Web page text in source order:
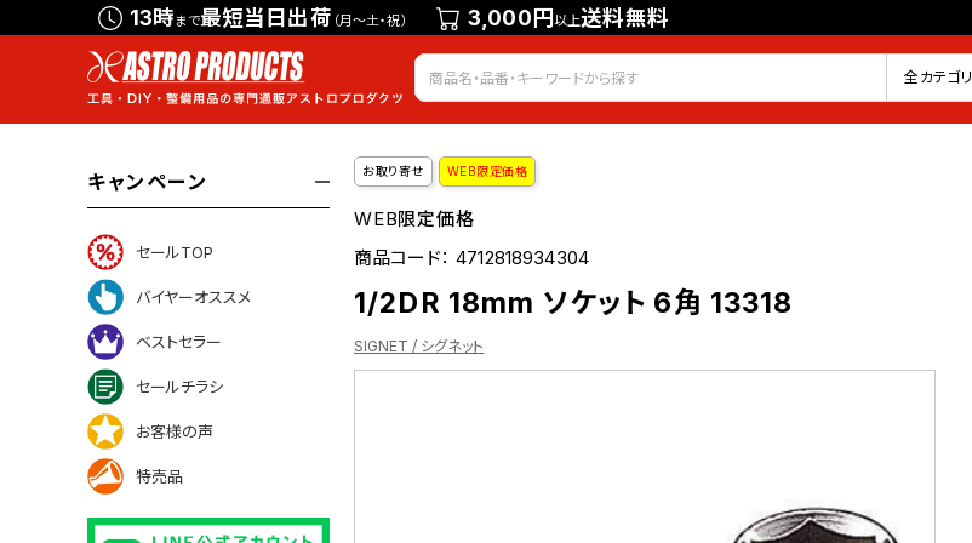
13時まで最短当日出荷 （月～土・祝） 3,000円以上送料無料
会員登録 ログイン お気に入り
全カテゴリ
キャンペーン
セールTOP
バイヤーオススメ
ベストセラー
セールチラシ
お客様の声
特売品
お取り寄せ WEB限定価格
WEB限定価格
商品コード：4712818934304
1/2DR 18mm ソケット 6角 13318
SIGNET / シグネット